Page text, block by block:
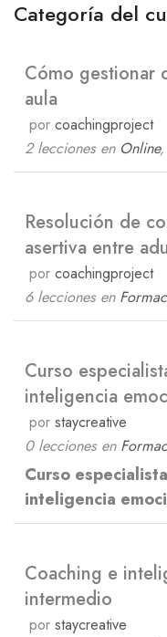
Categoría del
Cómo gestionar
aula
por coachingproject
2 lecciones en Online,
Resolución de
asertiva entre
por coachingproject
6 lecciones en
Curso
inteligencia
por staycreative
0 lecciones en
Curso
inteligencia
Coaching e
intermedio
por staycreative